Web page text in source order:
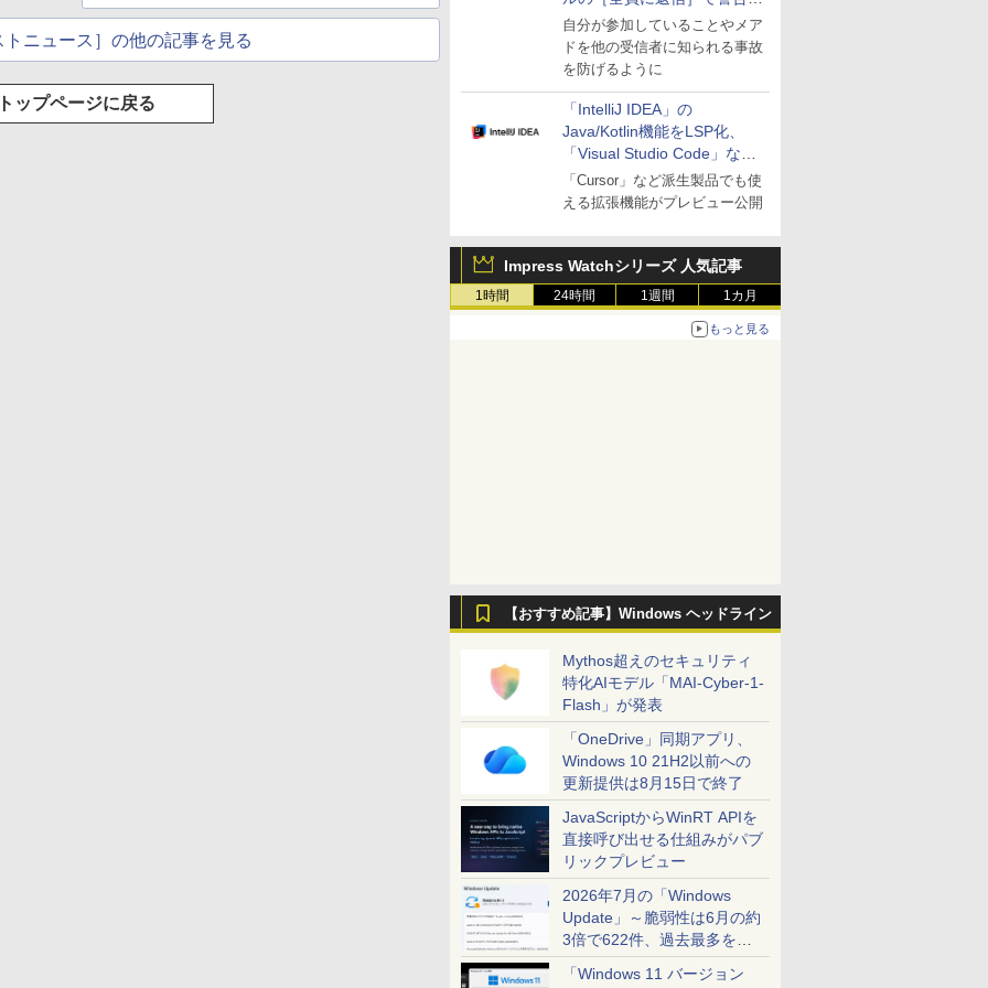
表示
自分が参加していることやメア
ドを他の受信者に知られる事故
を防げるように
「IntelliJ IDEA」の
Java/Kotlin機能をLSP化、
「Visual Studio Code」など
にも開放
「Cursor」など派生製品でも使
える拡張機能がプレビュー公開
Impress Watchシリーズ 人気記事
1時間 24時間 1週間 1カ月
もっと見る
【おすすめ記事】Windows ヘッドライン
Mythos超えのセキュリティ
特化AIモデル「MAI-Cyber-1-
Flash」が発表
「OneDrive」同期アプリ、
Windows 10 21H2以前への
更新提供は8月15日で終了
JavaScriptからWinRT APIを
直接呼び出せる仕組みがパブ
リックプレビュー
2026年7月の「Windows
Update」～脆弱性は6月の約
3倍で622件、過去最多を大
幅に更新
「Windows 11 バージョン
トニュース］の他の記事を見る
トップページに戻る